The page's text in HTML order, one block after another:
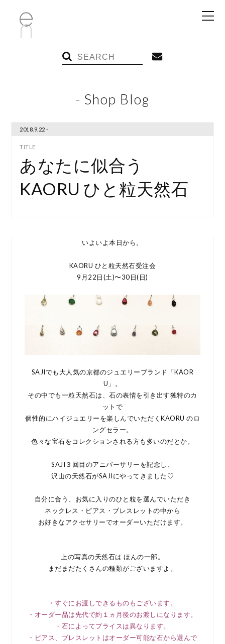
- Shop Blog
2018.9.22 -
あなたに似合う
KAORU ひと粒天然石
いよいよ本日から。
KAORU ひと粒天然石受注会
9月22日(土)〜30日(日)
SAJIでも大人気の京都のジュエリーブランド「KAOR
U」。
その中でも一粒天然石は、石の表情を引き出す独特のカ
ットで
個性的にハイジュエリーを楽しんでいただくKAORU のロ
ングセラー。
色々な宝石をコレクションされる方も多いのだとか。
SAJI３回目のアニバーサリーを記念し、
沢山の天然石がSAJIにやってきました♡
自分に合う、お気に入りのひと粒を選んでいただき
ネックレス・ピアス・ブレスレットの中から
お好きなアクセサリーでオーダーいただけます。
上の写真の天然石は ほんの一部。
まだまだたくさんの種類がございますよ。
・すぐにお渡しできるものもございます。
・オーダー品は先代で約１ヵ月後のお渡しになります。
・石によってプライスは異なります。
・ピアス、ブレスレットはオーダー可能な石から選んで